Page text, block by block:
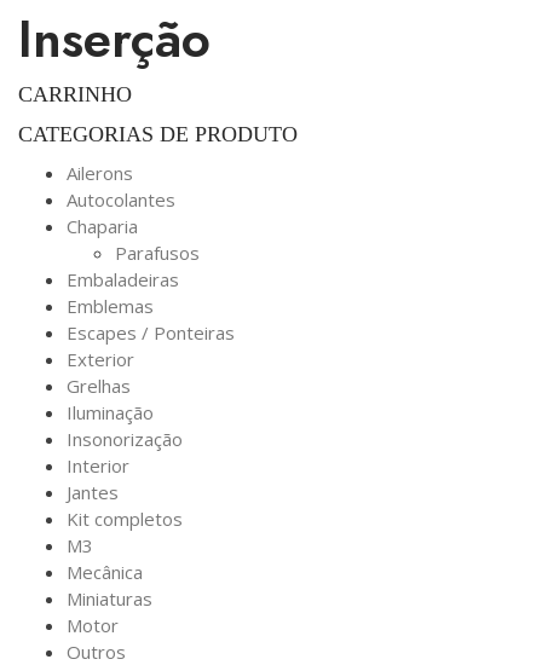
Inserção
CARRINHO
CATEGORIAS DE PRODUTO
Ailerons
Autocolantes
Chaparia
Parafusos
Embaladeiras
Emblemas
Escapes / Ponteiras
Exterior
Grelhas
Iluminação
Insonorização
Interior
Jantes
Kit completos
M3
Mecânica
Miniaturas
Motor
Outros